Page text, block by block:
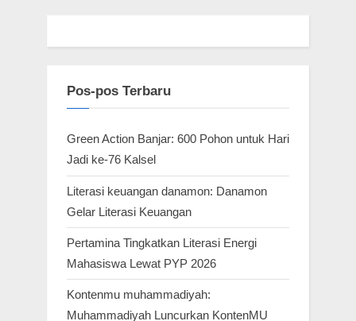
Pos-pos Terbaru
Green Action Banjar: 600 Pohon untuk Hari
Jadi ke-76 Kalsel
Literasi keuangan danamon: Danamon
Gelar Literasi Keuangan
Pertamina Tingkatkan Literasi Energi
Mahasiswa Lewat PYP 2026
Kontenmu muhammadiyah:
Muhammadiyah Luncurkan KontenMU